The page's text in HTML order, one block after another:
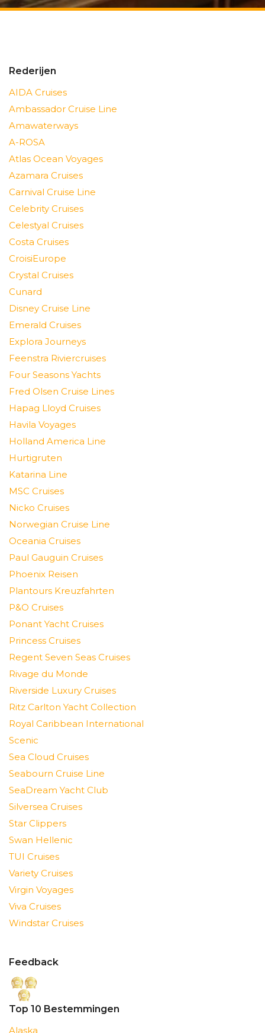
Rederijen
AIDA Cruises
Ambassador Cruise Line
Amawaterways
A-ROSA
Atlas Ocean Voyages
Azamara Cruises
Carnival Cruise Line
Celebrity Cruises
Celestyal Cruises
Costa Cruises
CroisiEurope
Crystal Cruises
Cunard
Disney Cruise Line
Emerald Cruises
Explora Journeys
Feenstra Riviercruises
Four Seasons Yachts
Fred Olsen Cruise Lines
Hapag Lloyd Cruises
Havila Voyages
Holland America Line
Hurtigruten
Katarina Line
MSC Cruises
Nicko Cruises
Norwegian Cruise Line
Oceania Cruises
Paul Gauguin Cruises
Phoenix Reisen
Plantours Kreuzfahrten
P&O Cruises
Ponant Yacht Cruises
Princess Cruises
Regent Seven Seas Cruises
Rivage du Monde
Riverside Luxury Cruises
Ritz Carlton Yacht Collection
Royal Caribbean International
Scenic
Sea Cloud Cruises
Seabourn Cruise Line
SeaDream Yacht Club
Silversea Cruises
Star Clippers
Swan Hellenic
TUI Cruises
Variety Cruises
Virgin Voyages
Viva Cruises
Windstar Cruises
Feedback
Top 10 Bestemmingen
Alaska